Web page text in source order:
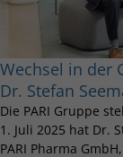
Wechsel in der
Dr. Stefan
Die PARI Gruppe
1. Juli 2025 hat Dr.
PARI Pharma